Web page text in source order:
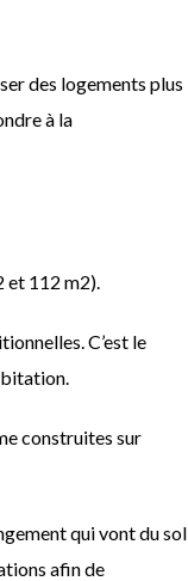
des logements plus
à la
et 112 m2).
C’est le
construites sur
qui vont du sol
afin de